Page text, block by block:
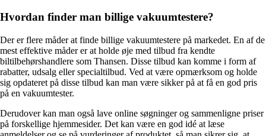
Hvordan finder man billige vakuumtestere?
Der er flere måder at finde billige vakuumtestere på markedet. En af de
mest effektive måder er at holde øje med tilbud fra kendte
biltilbehørshandlere som Thansen. Disse tilbud kan komme i form af
rabatter, udsalg eller specialtilbud. Ved at være opmærksom og holde
sig opdateret på disse tilbud kan man være sikker på at få en god pris
på en vakuumtester.
Derudover kan man også lave online søgninger og sammenligne priser
på forskellige hjemmesider. Det kan være en god idé at læse